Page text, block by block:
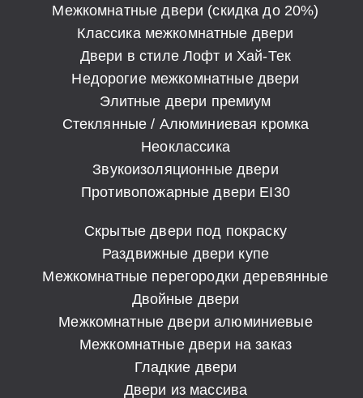
Межкомнатные двери (скидка до 20%)
Классика межкомнатные двери
Двери в стиле Лофт и Хай-Тек
Недорогие межкомнатные двери
Элитные двери премиум
Стеклянные / Алюминиевая кромка
Неоклассика
Звукоизоляционные двери
Противопожарные двери EI30
Скрытые двери под покраску
Раздвижные двери купе
Межкомнатные перегородки деревянные
Двойные двери
Межкомнатные двери алюминиевые
Межкомнатные двери на заказ
Гладкие двери
Двери из массива